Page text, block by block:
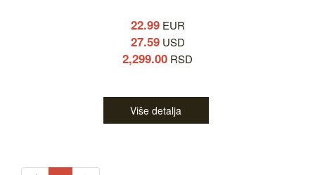
22.99EUR
27.59USD
2,299.00 RSD
Više detalja